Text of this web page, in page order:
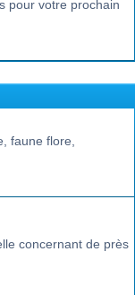
pour votre prochain
faune flore,
concernant de près